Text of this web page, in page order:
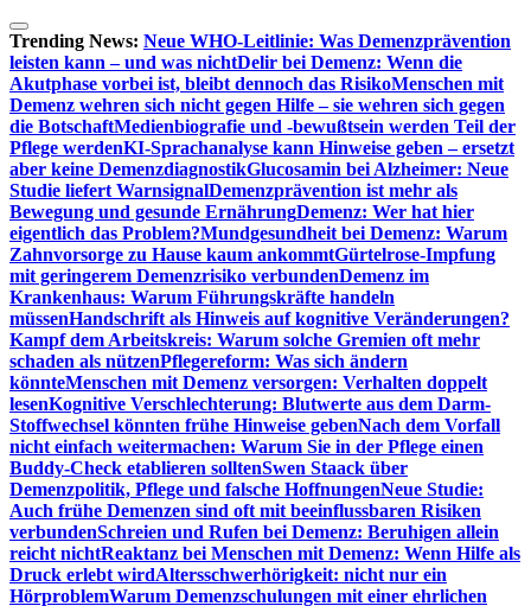
Zum
Inhalt
springen
Trending News: Neue WHO-Leitlinie: Was Demenzprävention
leisten kann – und was nichtDelir bei Demenz: Wenn die
Akutphase vorbei ist, bleibt dennoch das RisikoMenschen mit
Demenz wehren sich nicht gegen Hilfe – sie wehren sich gegen
die BotschaftMedienbiografie und -bewußtsein werden Teil der
Pflege werdenKI-Sprachanalyse kann Hinweise geben – ersetzt
aber keine DemenzdiagnostikGlucosamin bei Alzheimer: Neue
Studie liefert WarnsignalDemenzprävention ist mehr als
Bewegung und gesunde ErnährungDemenz: Wer hat hier
eigentlich das Problem?Mundgesundheit bei Demenz: Warum
Zahnvorsorge zu Hause kaum ankommtGürtelrose-Impfung
mit geringerem Demenzrisiko verbundenDemenz im
Krankenhaus: Warum Führungskräfte handeln
müssenHandschrift als Hinweis auf kognitive Veränderungen?
Kampf dem Arbeitskreis: Warum solche Gremien oft mehr
schaden als nützenPflegereform: Was sich ändern
könnteMenschen mit Demenz versorgen: Verhalten doppelt
lesenKognitive Verschlechterung: Blutwerte aus dem Darm-
Stoffwechsel könnten frühe Hinweise gebenNach dem Vorfall
nicht einfach weitermachen: Warum Sie in der Pflege einen
Buddy-Check etablieren solltenSwen Staack über
Demenzpolitik, Pflege und falsche HoffnungenNeue Studie:
Auch frühe Demenzen sind oft mit beeinflussbaren Risiken
verbundenSchreien und Rufen bei Demenz: Beruhigen allein
reicht nichtReaktanz bei Menschen mit Demenz: Wenn Hilfe als
Druck erlebt wirdAltersschwerhörigkeit: nicht nur ein
HörproblemWarum Demenzschulungen mit einer ehrlichen